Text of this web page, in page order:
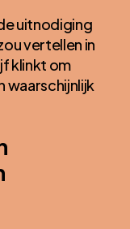
uitnodiging
vertellen in
klinkt om
waarschijnlijk